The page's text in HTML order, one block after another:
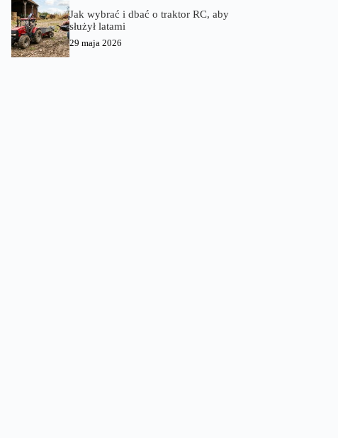
Jak wybrać i dbać o traktor RC, aby
służył latami
29 maja 2026